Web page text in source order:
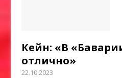
Кейн: «В
отлично»
22.10.2023